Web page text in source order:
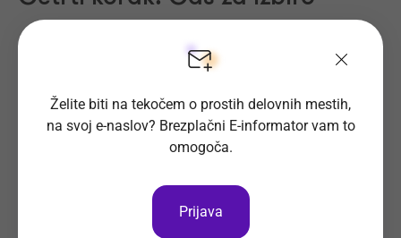
Če tega še niste storili, je sedaj - sploh če ste že odločeni
za glavne kandidate - skrajni čas, da pred dokončno
Razmislite, kako lahko pridete do osebnega pogovora z
nekom, ki dela v vaših želenih poklicih ali pa v podjetju ali
organizaciji, v kateri bi se tudi sami radi zaposlili.
Koliko stresa je na določenem delovnem mestu, kako
zahtevne so delovne naloge, kolikšen je obseg dela -
vsega tega na spletnih straneh podjetij ne boste pogosto
Želite biti na tekočem o prostih delovnih mestih,
na svoj e-naslov? Brezplačni E-informator vam to
omogoča.
Prijava